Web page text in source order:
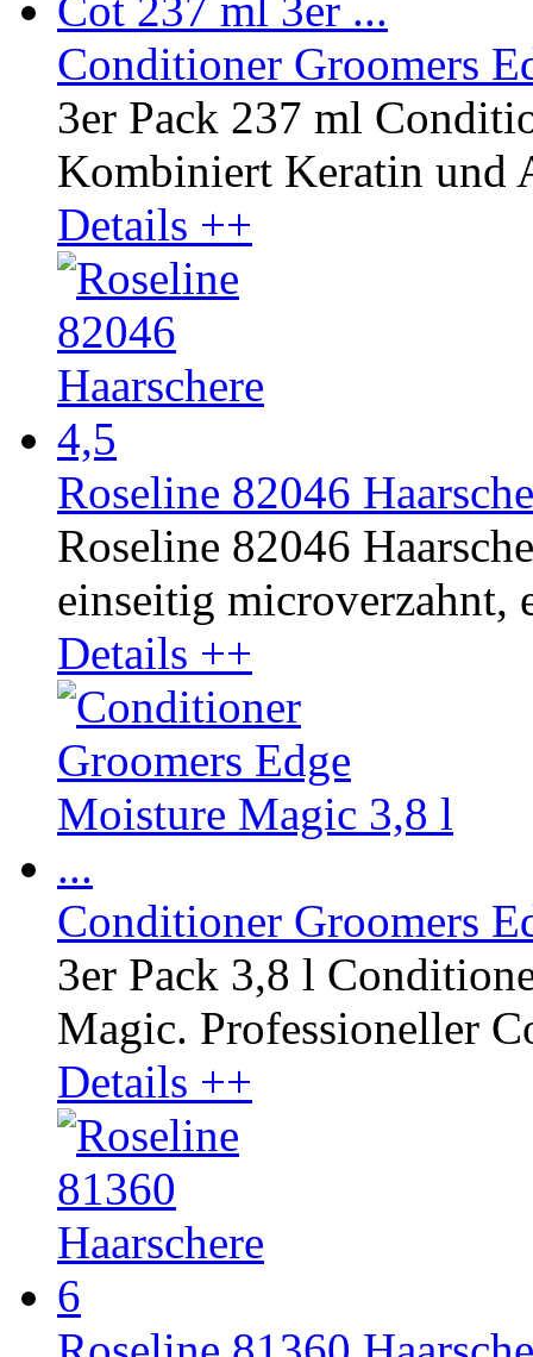
Conditioner Groomers
3er Pack 237 ml
Kombiniert Keratin und
Details ++
Roseline 82046
Roseline 82046
einseitig microverzahnt,
Details ++
Conditioner Groomers
3er Pack 3,8 l
Magic. Professioneller
Details ++